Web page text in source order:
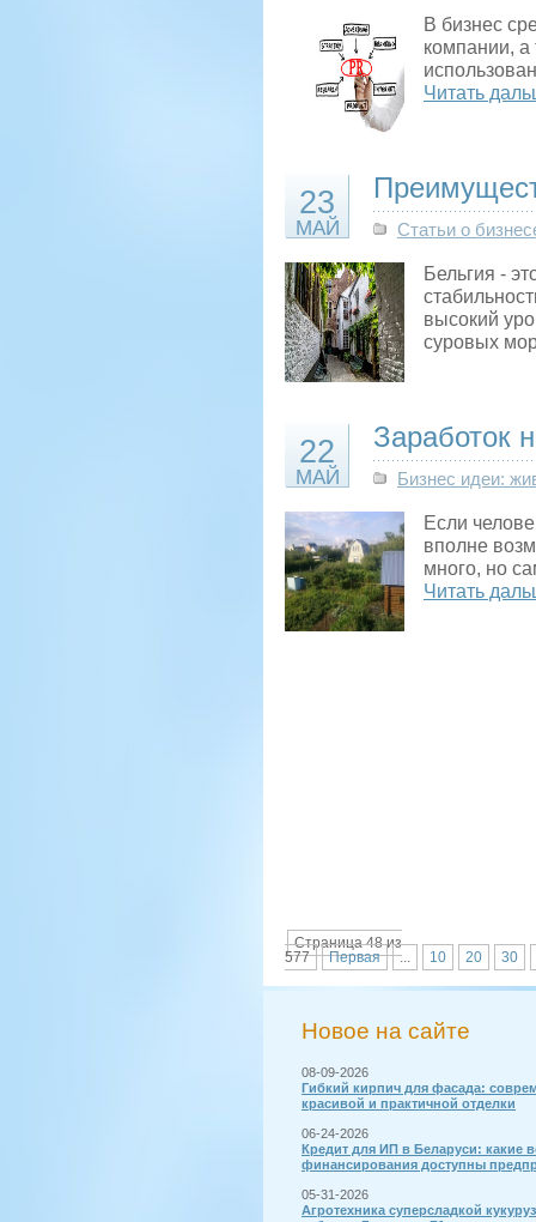
В бизнес
компании,
Читать
23
МАЙ Статьи о
Бельгия -
высокий
суровых
22
МАЙ
Заработок
Бизнес идеи:
Если
вполне
много, но
Читать
Страница 48 из
577
Первая ... 10 20 30
Новое на сайте
08-09-2026
Гибкий кирпич для фасада:
красивой и практичной отделки
06-24-2026
Кредит для ИП в Беларуси: какие
финансирования доступны
05-31-2026
Агротехника суперсладкой